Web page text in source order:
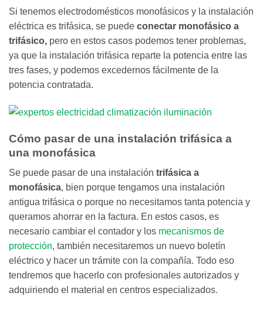
Si tenemos electrodomésticos monofásicos y la instalación
eléctrica es trifásica, se puede conectar monofásico a
trifásico, pero en estos casos podemos tener problemas,
ya que la instalación trifásica reparte la potencia entre las
tres fases, y podemos excedernos fácilmente de la
potencia contratada.
Cómo pasar de una instalación trifásica a
una monofásica
Se puede pasar de una instalación trifásica a
monofásica, bien porque tengamos una instalación
antigua trifásica o porque no necesitamos tanta potencia y
queramos ahorrar en la factura. En estos casos, es
necesario cambiar el contador y los mecanismos de
protección, también necesitaremos un nuevo boletín
eléctrico y hacer un trámite con la compañía. Todo eso
tendremos que hacerlo con profesionales autorizados y
adquiriendo el material en centros especializados.